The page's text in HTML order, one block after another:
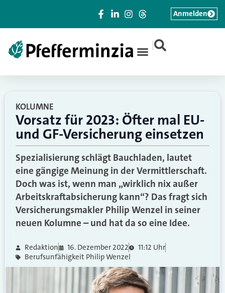
|
Anmelden
KOLUMNE
Vorsatz für 2023: Öfter mal EU-
und GF-Versicherung einsetzen
Spezialisierung schlägt Bauchladen, lautet
eine gängige Meinung in der Vermittlerschaft.
Doch was ist, wenn man „wirklich nix außer
Arbeitskraftabsicherung kann“? Das fragt sich
Versicherungsmakler Philip Wenzel in seiner
neuen Kolumne – und hat da so eine Idee.
Redaktion 16. Dezember 2022
11:12 Uhr
Berufsunfähigkeit Philip Wenzel